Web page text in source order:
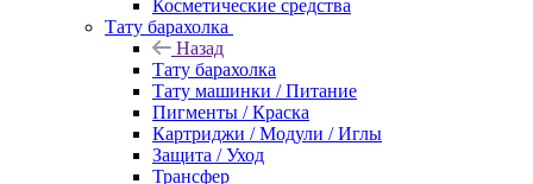
Косметические средства
Тату барахолка
Назад
Тату барахолка
Тату машинки / Питание
Пигменты / Краска
Картриджи / Модули / Иглы
Защита / Уход
Трансфер